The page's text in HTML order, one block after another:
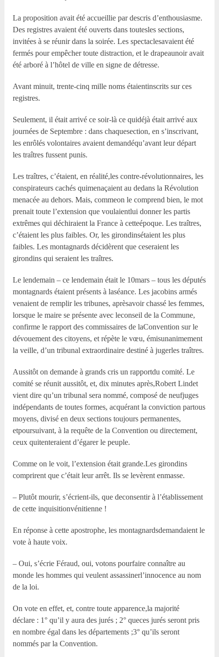
La proposition avait été accueillie par descris d’enthousiasme.
Des registres avaient été ouverts dans toutesles sections,
invitées à se réunir dans la soirée. Les spectaclesavaient été
fermés pour empêcher toute distraction, et le drapeaunoir avait
été arboré à l’hôtel de ville en signe de détresse.
Avant minuit, trente-cinq mille noms étaientinscrits sur ces
registres.
Seulement, il était arrivé ce soir-là ce quidéjà était arrivé aux
journées de Septembre : dans chaquesection, en s’inscrivant,
les enrôlés volontaires avaient demandéqu’avant leur départ
les traîtres fussent punis.
Les traîtres, c’étaient, en réalité,les contre-révolutionnaires, les
conspirateurs cachés quimenaçaient au dedans la Révolution
menacée au dehors. Mais, commeon le comprend bien, le mot
prenait toute l’extension que voulaientlui donner les partis
extrêmes qui déchiraient la France à cetteépoque. Les traîtres,
c’étaient les plus faibles. Or, les girondinsétaient les plus
faibles. Les montagnards décidèrent que ceseraient les
girondins qui seraient les traîtres.
Le lendemain – ce lendemain était le 10mars – tous les députés
montagnards étaient présents à laséance. Les jacobins armés
venaient de remplir les tribunes, aprèsavoir chassé les femmes,
lorsque le maire se présente avec leconseil de la Commune,
confirme le rapport des commissaires de laConvention sur le
dévouement des citoyens, et répète le vœu, émisunanimement
la veille, d’un tribunal extraordinaire destiné à jugerles traîtres.
Aussitôt on demande à grands cris un rapportdu comité. Le
comité se réunit aussitôt, et, dix minutes après,Robert Lindet
vient dire qu’un tribunal sera nommé, composé de neufjuges
indépendants de toutes formes, acquérant la conviction partous
moyens, divisé en deux sections toujours permanentes,
etpoursuivant, à la requête de la Convention ou directement,
ceux quitenteraient d’égarer le peuple.
Comme on le voit, l’extension était grande.Les girondins
comprirent que c’était leur arrêt. Ils se levèrent enmasse.
– Plutôt mourir, s’écrient-ils, que deconsentir à l’établissement
de cette inquisitionvénitienne !
En réponse à cette apostrophe, les montagnardsdemandaient le
vote à haute voix.
– Oui, s’écrie Féraud, oui, votons pourfaire connaître au
monde les hommes qui veulent assassinerl’innocence au nom
de la loi.
On vote en effet, et, contre toute apparence,la majorité
déclare : 1° qu’il y aura des jurés ; 2° queces jurés seront pris
en nombre égal dans les départements ;3° qu’ils seront
nommés par la Convention.